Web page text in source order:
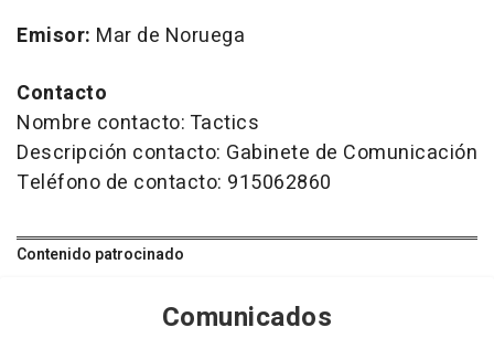
Emisor: Mar de Noruega
Contacto
Nombre contacto: Tactics
Descripción contacto: Gabinete de Comunicación
Teléfono de contacto: 915062860
Contenido patrocinado
Comunicados